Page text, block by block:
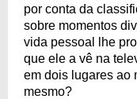
por conta da
sobre momentos
vida pessoal lhe
que ele a vê na
em dois lugares ao
mesmo?